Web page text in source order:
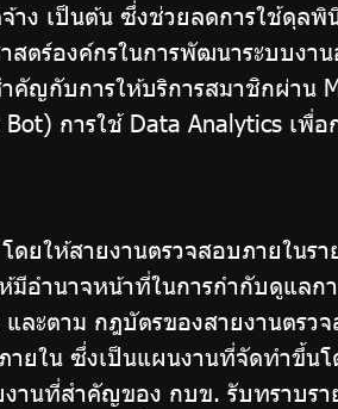
ง เป็นต้น ซึ่งช่วยลดการใช้ดุลพิ
ตร์องค์กรในการพัฒนาระบบงาน
คัญกับการให้บริการสมาชิกผ่าน
การใช้ Data Analytics เพื่อก
ยให้สายงานตรวจสอบภายในรา
อำนาจหน้าที่ในการกำกับดูแลก
ละตาม กฎบัตรของสายงานตรว
ายใน ซึ่งเป็นแผนงานที่จัดทำขึ้น
านที่สำคัญของ กบข. รับทราบรา